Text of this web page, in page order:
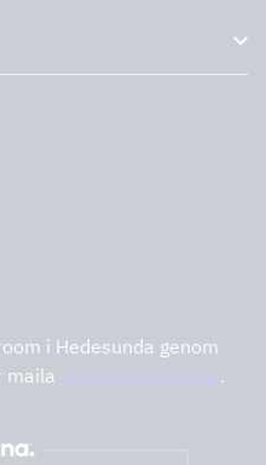
i Hedesunda genom
maila order@tovenco.se.